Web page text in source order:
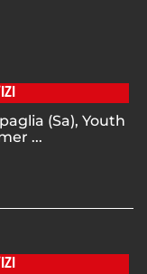
(Sa), Youth
...